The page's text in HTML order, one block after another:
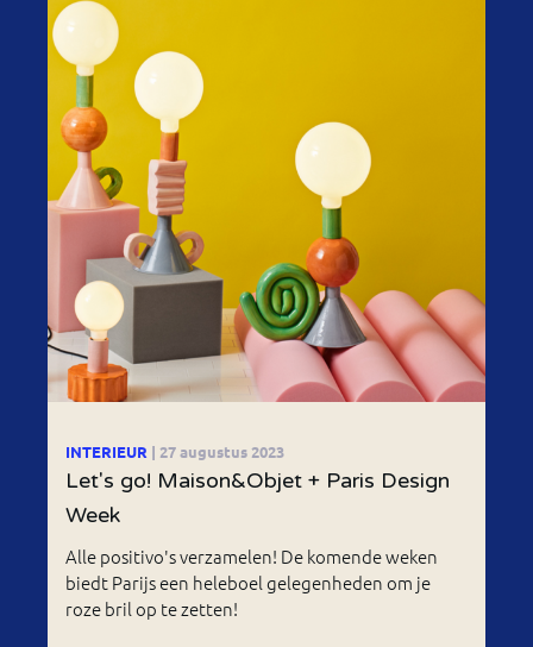
INTERIEUR | 27 augustus 2023
Let's go! Maison&Objet + Paris Design
Week
Alle positivo's verzamelen! De komende weken
biedt Parijs een heleboel gelegenheden om je
roze bril op te zetten!